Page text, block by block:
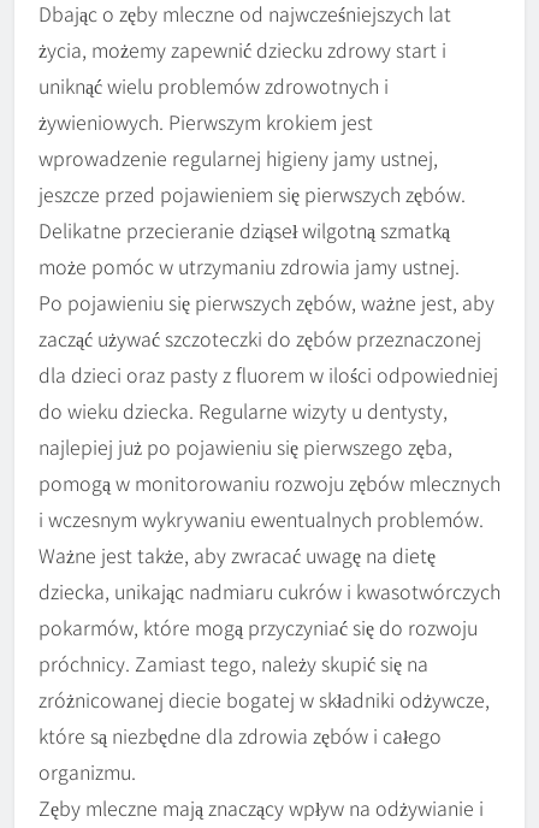
Dbając o zęby mleczne od najwcześniejszych lat
życia, możemy zapewnić dziecku zdrowy start i
uniknąć wielu problemów zdrowotnych i
żywieniowych. Pierwszym krokiem jest
wprowadzenie regularnej higieny jamy ustnej,
jeszcze przed pojawieniem się pierwszych zębów.
Delikatne przecieranie dziąseł wilgotną szmatką
może pomóc w utrzymaniu zdrowia jamy ustnej.
Po pojawieniu się pierwszych zębów, ważne jest, aby
zacząć używać szczoteczki do zębów przeznaczonej
dla dzieci oraz pasty z fluorem w ilości odpowiedniej
do wieku dziecka. Regularne wizyty u dentysty,
najlepiej już po pojawieniu się pierwszego zęba,
pomogą w monitorowaniu rozwoju zębów mlecznych
i wczesnym wykrywaniu ewentualnych problemów.
Ważne jest także, aby zwracać uwagę na dietę
dziecka, unikając nadmiaru cukrów i kwasotwórczych
pokarmów, które mogą przyczyniać się do rozwoju
próchnicy. Zamiast tego, należy skupić się na
zróżnicowanej diecie bogatej w składniki odżywcze,
które są niezbędne dla zdrowia zębów i całego
organizmu.
Zęby mleczne mają znaczący wpływ na odżywianie i